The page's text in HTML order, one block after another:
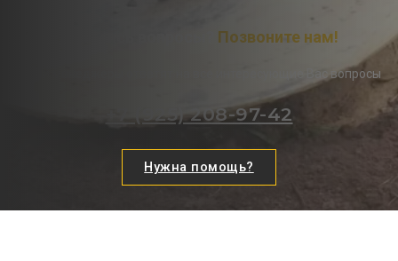
Позвоните нам!
Наши менеджеры ответят на все интересующие Вас вопросы
+7 (925) 208-97-42
Нужна помощь?